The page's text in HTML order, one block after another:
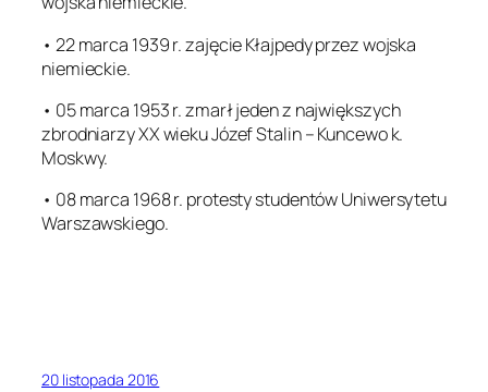
• 22 marca 1939 r. zajęcie Kłajpedy przez wojska
niemieckie.
• 05 marca 1953 r. zmarł jeden z największych
zbrodniarzy XX wieku Józef Stalin – Kuncewo k.
Moskwy.
• 08 marca 1968 r. protesty studentów Uniwersytetu
Warszawskiego.
20 listopada 2016